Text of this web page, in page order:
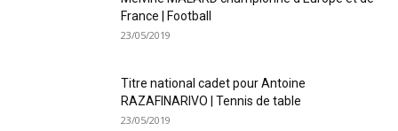
France | Football
23/05/2019
Titre national cadet pour Antoine
RAZAFINARIVO | Tennis de table
23/05/2019